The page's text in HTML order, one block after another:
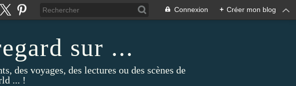
Connexion + Créer mon blog
sur ...
des voyages, des lectures ou des scènes de
... !